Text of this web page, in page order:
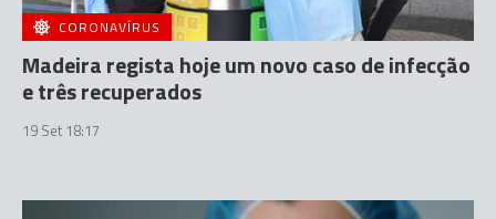
CORONAVÍRUS
Madeira regista hoje um novo caso de infecção
e três recuperados
19 Set 18:17